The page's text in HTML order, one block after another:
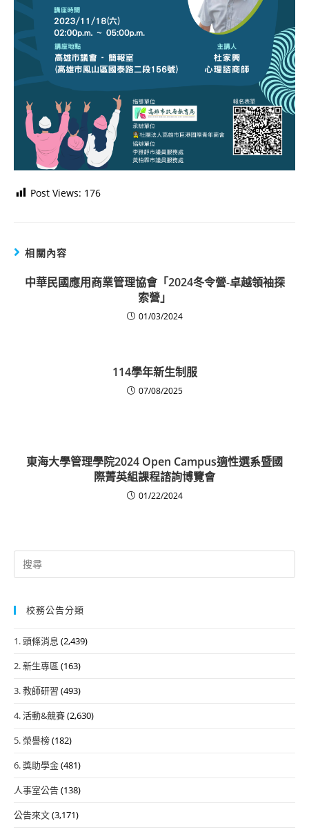
Post Views: 176
相關內容
中華民國應用商業管理協會「2024冬令營-卓越領袖探
索營」
01/03/2024
114學年新生制服
07/08/2025
東海大學管理學院2024 Open Campus適性選系暨國
際菁英組課程諮詢博覽會
01/22/2024
Search
for:
校務公告分類
1. 頭條消息 (2,439)
2. 新生專區 (163)
3. 教師研習 (493)
4. 活動&競賽(2,630)
5. 榮譽榜(182)
6. 獎助學金(481)
人事室公告(138)
公告來文(3,171)